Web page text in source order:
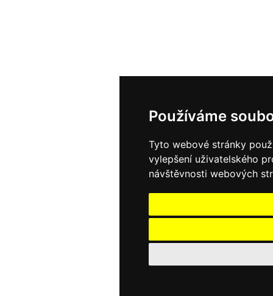
Používáme
Tyto webové stránky
vylepšení uživatelského
návštěvnosti webových